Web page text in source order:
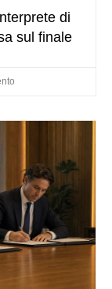
di
sul finale